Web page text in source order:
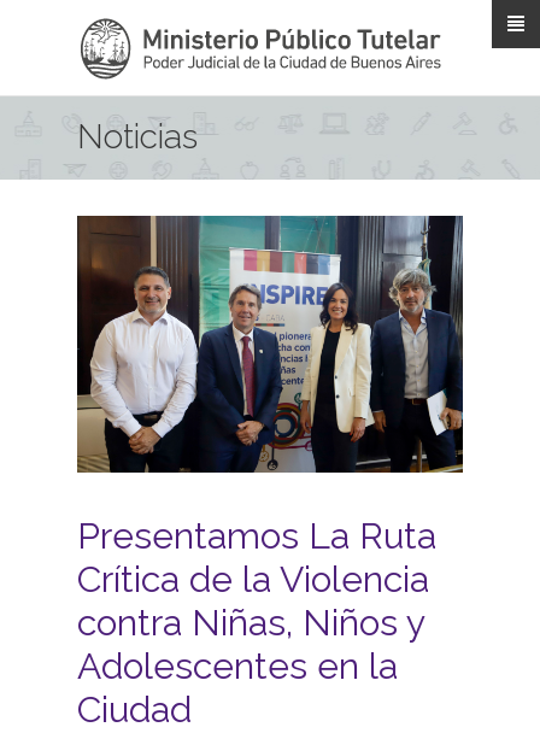
Noticias
Presentamos La Ruta
Crítica de la Violencia
contra Niñas, Niños y
Adolescentes en la
Ciudad